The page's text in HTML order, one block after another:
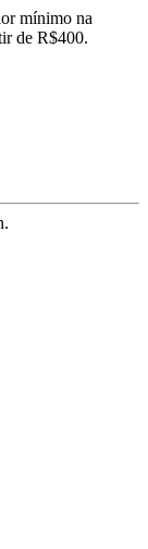
mínimo na
de R$400.